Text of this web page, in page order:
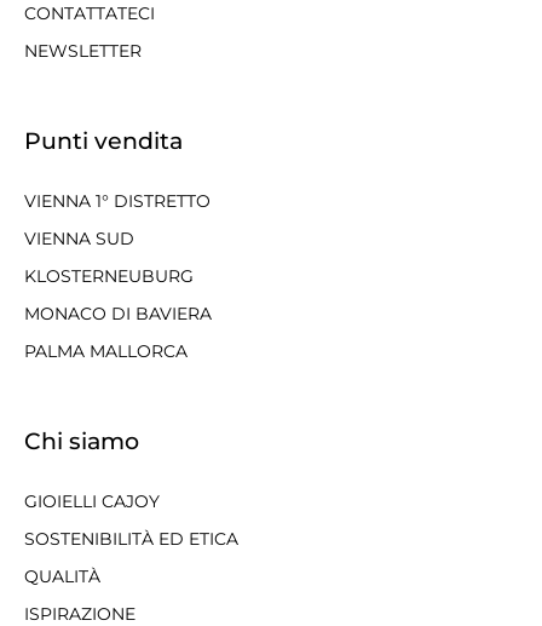
CONTATTATECI
NEWSLETTER
Punti vendita
VIENNA 1° DISTRETTO
VIENNA SUD
KLOSTERNEUBURG
MONACO DI BAVIERA
PALMA MALLORCA
Chi siamo
GIOIELLI CAJOY
SOSTENIBILITÀ ED ETICA
QUALITÀ
ISPIRAZIONE